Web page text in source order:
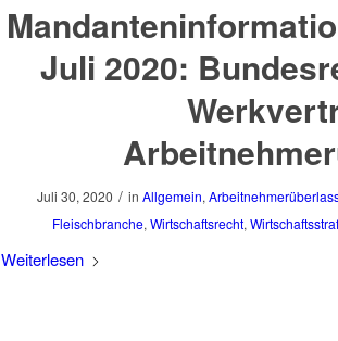
Juli 2020:
Juli 30, 2020 / in Allgemein,
Fleischbranche,Wirtschaftsrecht,
Weiterlesen